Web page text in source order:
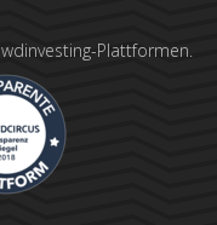
Plattformen.